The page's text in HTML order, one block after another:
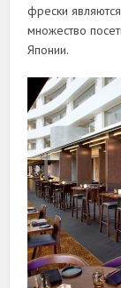
фрески
множество
Японии.